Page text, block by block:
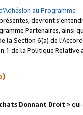
au Programme
devront
Partenaires, ainsi
la Section 6(a) de
1 de la Politique Relative
Donnant Droit » qui